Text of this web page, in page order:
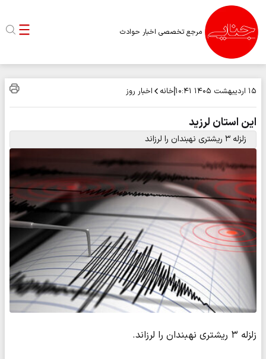
مرجع تخصصی اخبار حوادث
۱۵ اردیبهشت ۱۴۰۵ ۱۰:۴۱ خانه اخبار روز
این استان لرزید
زلزله ۳ ریشتری نهبندان را لرزاند
زلزله ۳ ریشتری نهبندان را لرزاند.